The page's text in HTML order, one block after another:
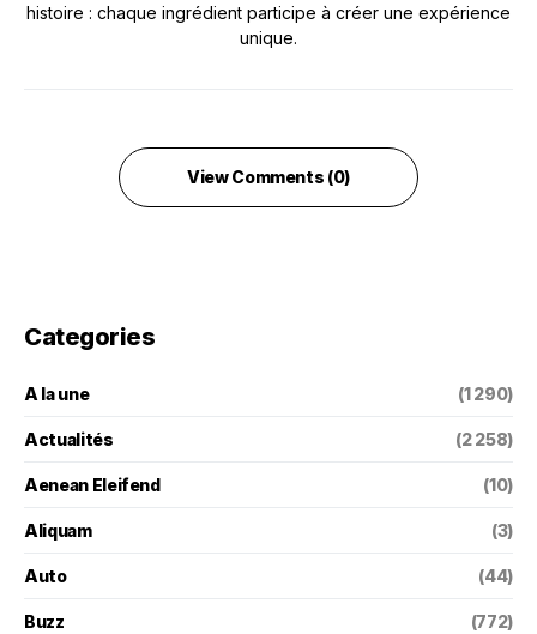
histoire : chaque ingrédient participe à créer une expérience
unique.
View Comments (0)
Categories
A la une (1 290)
Actualités (2 258)
Aenean Eleifend (10)
Aliquam (3)
Auto (44)
Buzz (772)